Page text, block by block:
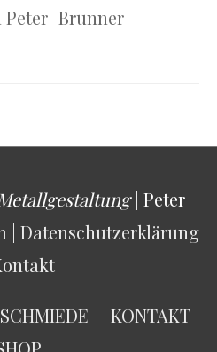
Peter_Brunner
| Peter
Datenschutzerklärung
KONTAKT